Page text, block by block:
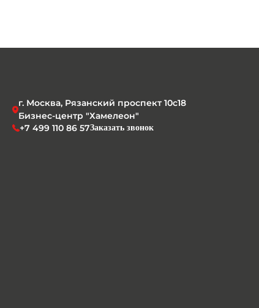
г. Москва, Рязанский проспект 10с18
Бизнес-центр "Хамелеон"
+7 499 110 86 57Заказать звонок